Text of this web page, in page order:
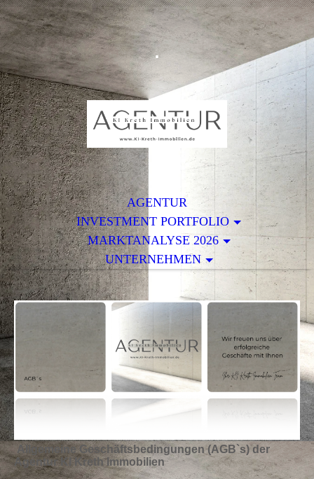
.
AGENTUR
INVESTMENT PORTFOLIO
MARKTANALYSE 2026
UNTERNEHMEN
Allgemeine Geschäftsbedingungen (AGB`s) der
Agentur KI Kreth Immobilien